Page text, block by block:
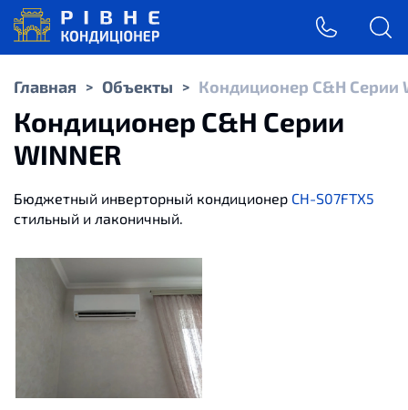
Главная > Объекты > Кондиционер C&H Серии
Кондиционер C&H Серии
WINNER
Бюджетный инверторный кондиционер CH-S07FTX5
стильный и лаконичный.